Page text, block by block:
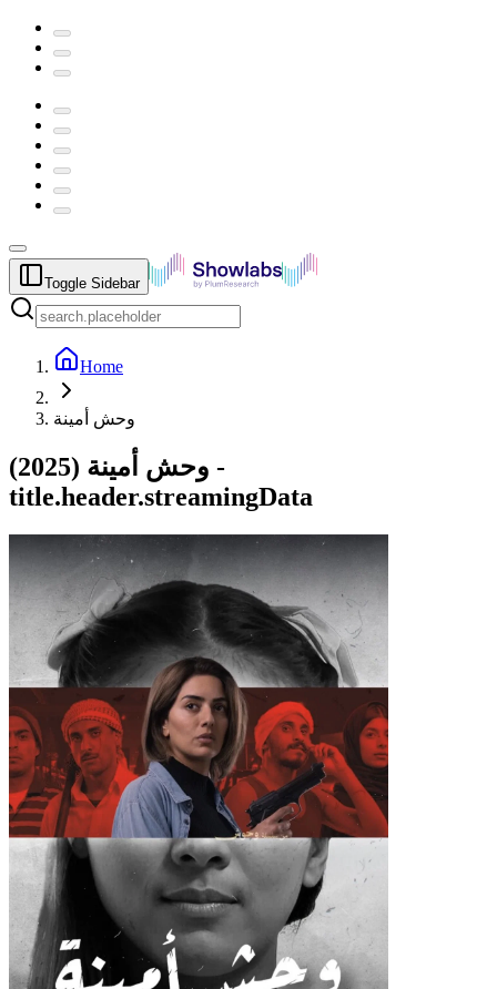
Toggle Sidebar
Home
وحش أمينة
وحش أمينة (
2025
) -
title.header.streamingData